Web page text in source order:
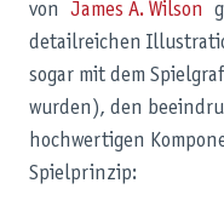
von James A. Wilson
detailreichen
sogar mit dem
wurden), den
hochwertigen
Spielprinzip: